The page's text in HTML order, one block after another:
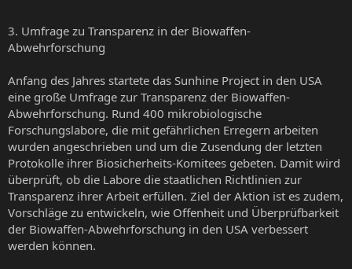
3. Umfrage zu Transparenz in der Biowaffen-
Abwehrforschung
Anfang des Jahres startete das Sunhine Project in den USA
eine große Umfrage zur Transparenz der Biowaffen-
Abwehrforschung. Rund 400 mikrobiologische
Forschungslabore, die mit gefährlichen Erregern arbeiten
wurden angeschrieben und um die Zusendung der letzten
Protokolle ihrer Biosicherheits-Komitees gebeten. Damit wird
überprüft, ob die Labore die staatlichen Richtlinien zur
Transparenz ihrer Arbeit erfüllen. Ziel der Aktion ist es zudem,
Vorschläge zu entwickeln, wie Offenheit und Überprüfbarkeit
der Biowaffen-Abwehrforschung in den USA verbessert
werden können.